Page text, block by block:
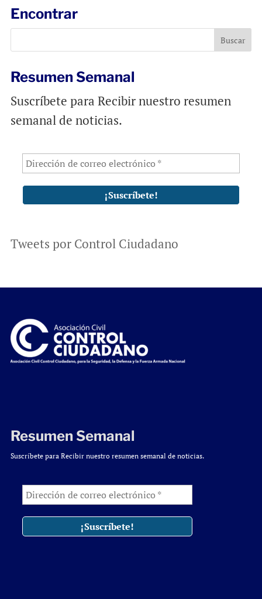
Encontrar
Resumen Semanal
Suscríbete para Recibir nuestro resumen
semanal de noticias.
Tweets por Control Ciudadano
Resumen Semanal
Suscríbete para Recibir nuestro resumen semanal de noticias.